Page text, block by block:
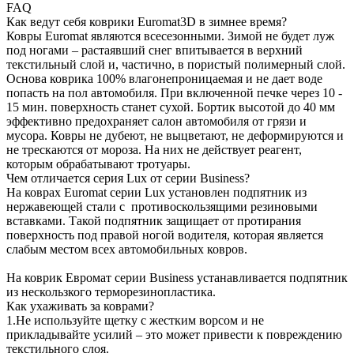
FAQ
Как ведут себя коврики Euromat3D в зимнее время?
Ковры Euromat являются всесезонными. Зимой не будет луж
под ногами – растаявший снег впитывается в верхний
текстильный слой и, частично, в пористый полимерный слой.
Основа коврика 100% влагонепроницаемая и не дает воде
попасть на пол автомобиля. При включенной печке через 10 -
15 мин. поверхность станет сухой. Бортик высотой до 40 мм
эффективно предохраняет салон автомобиля от грязи и
мусора. Ковры не дубеют, не выцветают, не деформируются и
не трескаются от мороза. На них не действует реагент,
которым обрабатывают тротуары.
Чем отличается серия Lux от серии Business?
На коврах Euromat серии Lux установлен подпятник из
нержавеющей стали с противоскользящими резиновыми
вставками. Такой подпятник защищает от протирания
поверхность под правой ногой водителя, которая является
слабым местом всех автомобильных ковров.
На коврик Евромат серии Business устанавливается подпятник
из нескользкого терморезинопластика.
Как ухаживать за коврами?
1.Не используйте щетку с жестким ворсом и не
прикладывайте усилий – это может привести к повреждению
текстильного слоя.